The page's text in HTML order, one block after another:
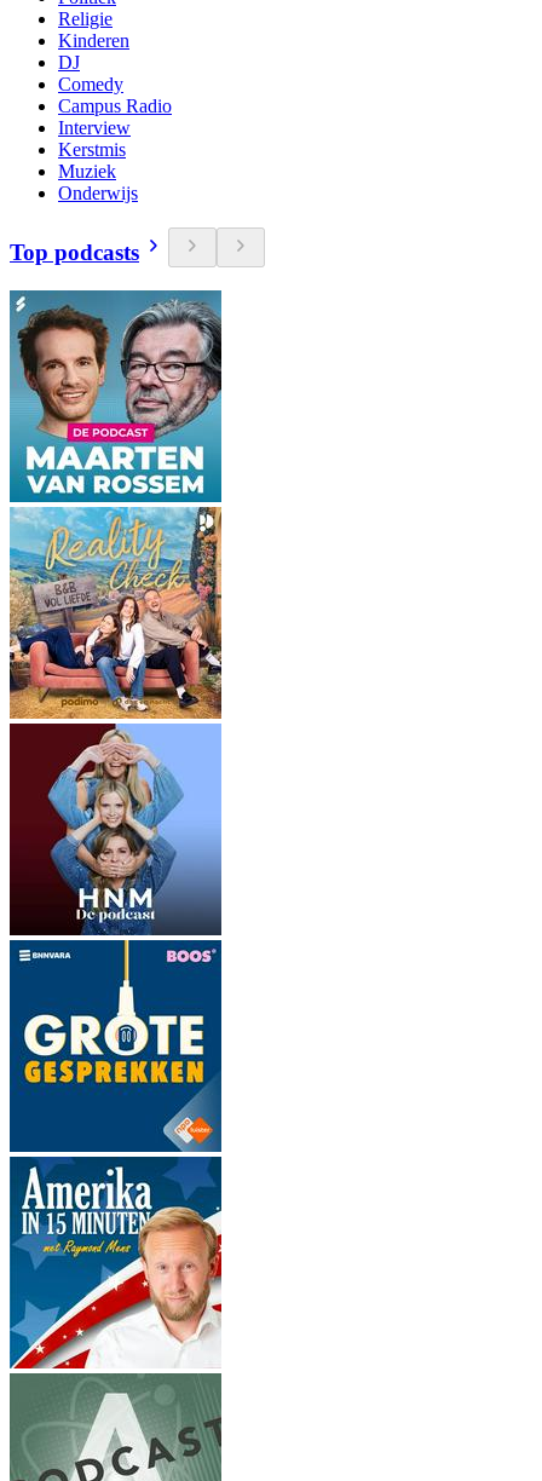
Religie
Kinderen
DJ
Comedy
Campus Radio
Interview
Kerstmis
Muziek
Onderwijs
Top podcasts